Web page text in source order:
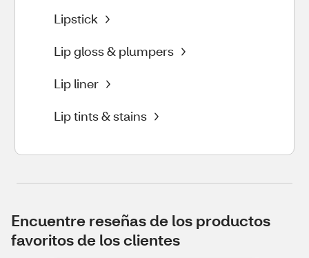
Lipstick
Lip gloss & plumpers
Lip liner
Lip tints & stains
Encuentre reseñas de los productos
favoritos de los clientes